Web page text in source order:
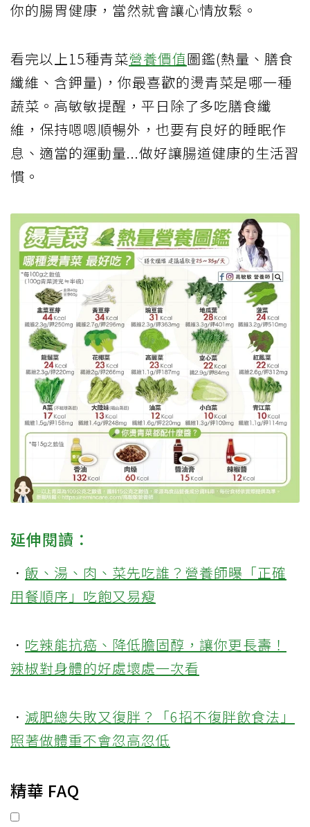
你的腸胃健康，當然就會讓心情放鬆。
看完以上15種青菜營養價值圖鑑(熱量、膳食
纖維、含鉀量)，你最喜歡的燙青菜是哪一種
蔬菜。高敏敏提醒，平日除了多吃膳食纖
維，保持嗯嗯順暢外，也要有良好的睡眠作
息、適當的運動量...做好讓腸道健康的生活習
慣。
延伸閱讀：
． 飯、湯、肉、菜先吃誰？營養師曝「正確
用餐順序」吃飽又易瘦
． 吃辣能抗癌、降低膽固醇，讓你更長壽！
辣椒對身體的好處壞處一次看
． 減肥總失敗又復胖？「6招不復胖飲食法」
照著做體重不會忽高忽低
精華 FAQ